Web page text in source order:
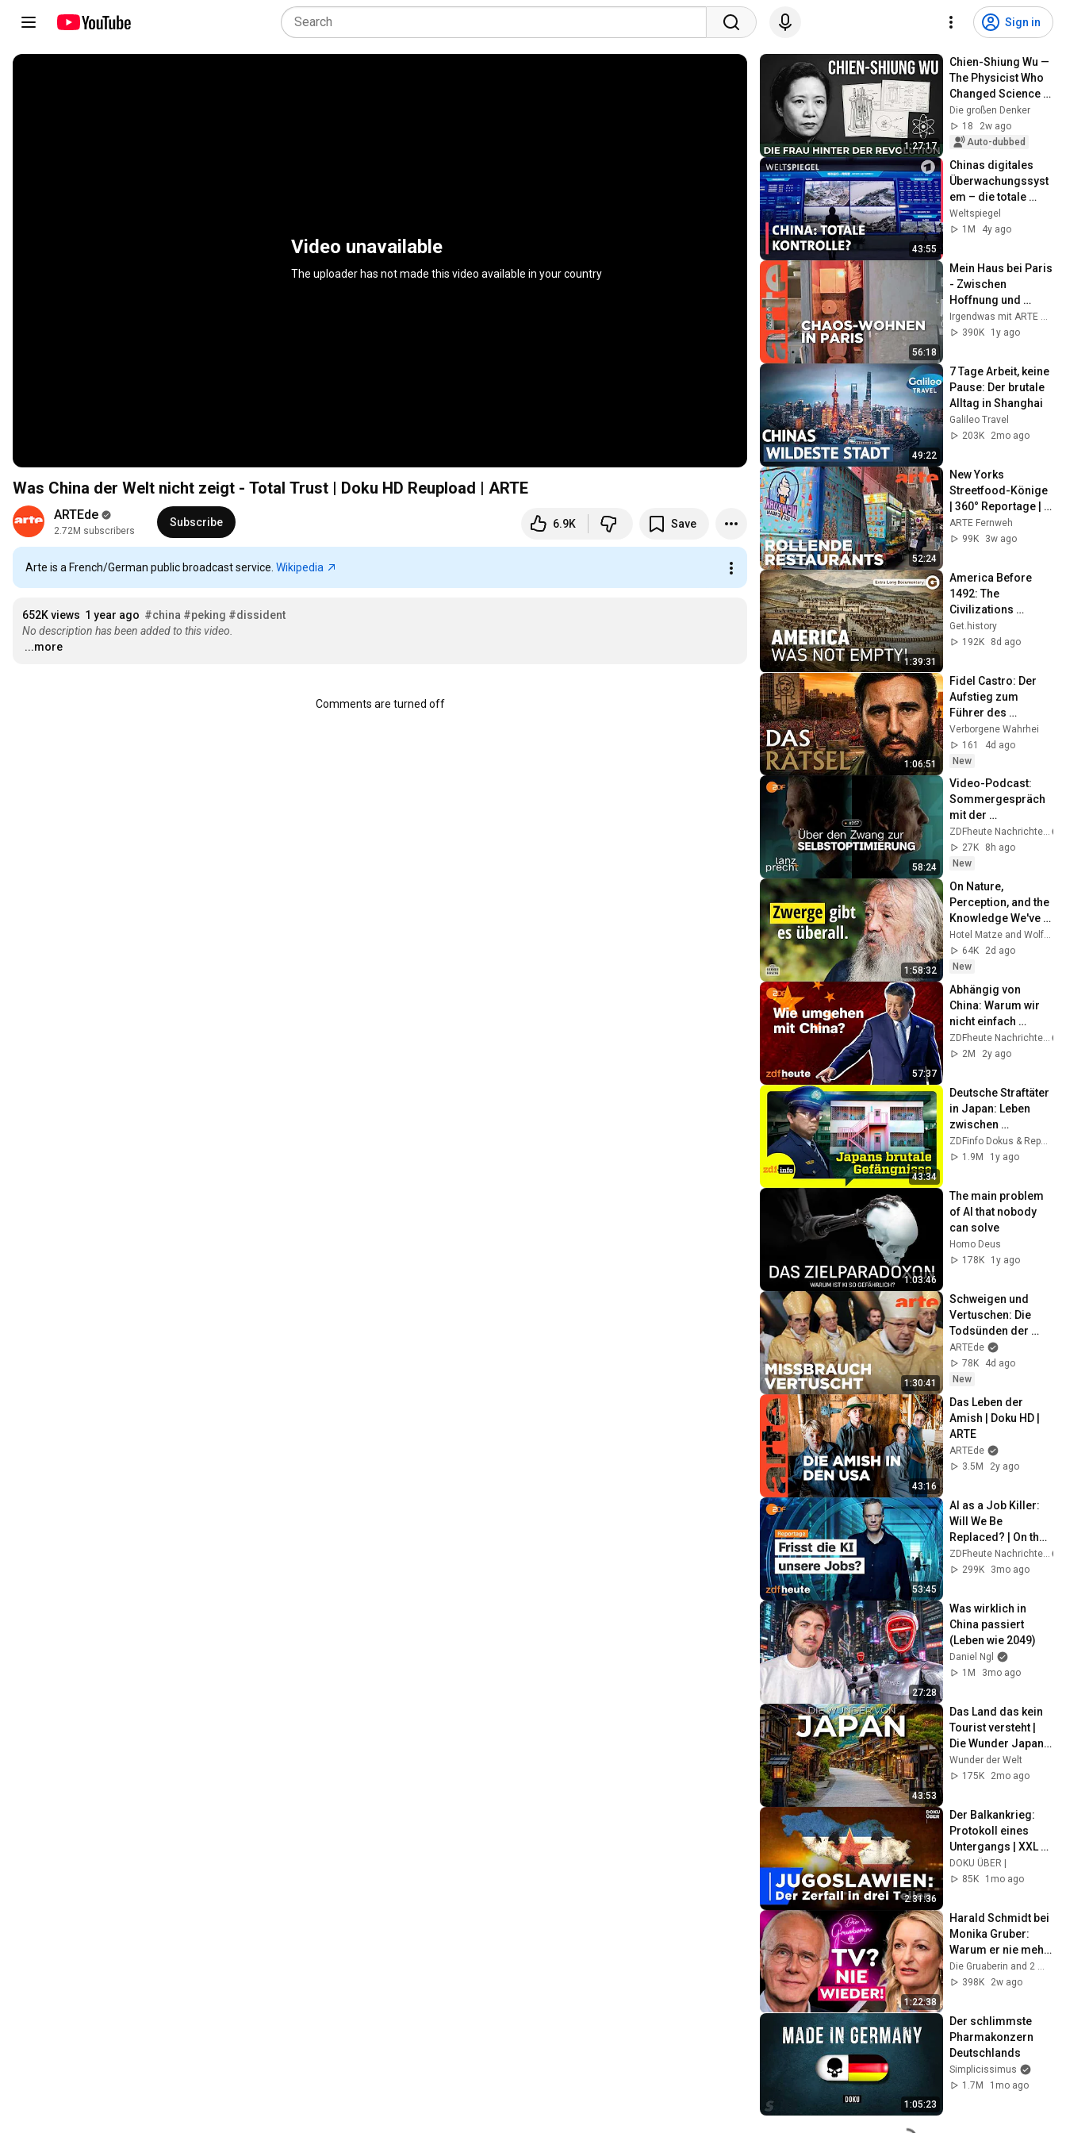
Sign in
Video unavailable
The uploader has not made this video available in your country
Was China der Welt nicht zeigt - Total Trust | Doku HD Reupload | ARTE
ARTEde
2.72M subscribers
Subscribe 6.9K Save
Arte is a French/German public broadcast service. Wikipedia
652K views 1 year ago #china #peking #dissident
No description has been added to this video.
...more
Comments are turned off
1:27:17
Chien-Shiung Wu —
The Physicist Who
Changed Science |
Documentary
Die großen Denker
18
2w ago
Auto-dubbed
43:55
Chinas digitales
Überwachungssyst
em – die totale
Kontrolle? |
Weltspiegel
Weltspiegel
1M
4y ago
56:18
Mein Haus bei Paris
- Zwischen
Hoffnung und
Verzweiflung |
Dokumentarfilm HD
Irgendwas mit ARTE und Kultur
390K
1y ago
49:22
7 Tage Arbeit, keine
Pause: Der brutale
Alltag in Shanghai
Galileo Travel
203K
2mo ago
52:24
New Yorks
Streetfood-Könige
| 360° Reportage |
ARTE Fernweh
ARTE Fernweh
99K
3w ago
1:39:31
America Before
1492: The
Civilizations
History Forgot |
Extra Long
Get.history
192K
8d ago
1:06:51
Fidel Castro: Der
Aufstieg zum
Führer des
kommunistischen
Kubas – Eine
bewegende
Dokumentation
Verborgene Wahrhei
161
4d ago
New
58:24
Video-Podcast:
Sommergespräch
mit der
Psychologin
Franca Cerutti |
Lanz + Precht,
Folge 257
ZDFheute Nachrichten
27K
8h ago
New
1:58:32
On Nature,
Perception, and the
Knowledge We've
Lost –
Ethnobotanist Wolf-
Dieter Storl
Hotel Matze and Wolf-Dieter Storl
64K
2d ago
New
57:37
Abhängig von
China: Warum wir
nicht einfach
"Schluss machen"
können |
ZDFheute Nachrichten
2M
2y ago
43:34
Deutsche Straftäter
in Japan: Leben
zwischen
Einsamkeit und Drill
| ZDFinfo Doku
ZDFinfo Dokus & Reportagen
1.9M
1y ago
1:03:46
The main problem
of AI that nobody
can solve
Homo Deus
178K
1y ago
1:30:41
Schweigen und
Vertuschen: Die
Todsünden der
katholischen Kirche
| Doku HD Reupload
| ARTE
ARTEde
78K
4d ago
New
43:16
Das Leben der
Amish | Doku HD |
ARTE
ARTEde
3.5M
2y ago
53:45
AI as a Job Killer:
Will We Be
Replaced? | On the
Pulse
ZDFheute Nachrichten
299K
3mo ago
27:28
Was wirklich in
China passiert
(Leben wie 2049)
Daniel Ngl
1M
3mo ago
43:53
Das Land das kein
Tourist versteht |
Die Wunder Japans
🇯🇵
Wunder der Welt
175K
2mo ago
2:31:36
Der Balkankrieg:
Protokoll eines
Untergangs | XXL
Doku
DOKU ÜBER |
85K
1mo ago
1:22:38
Harald Schmidt bei
Monika Gruber:
Warum er nie mehr
ins Fernsehen
zurückkehrt!
Die Gruaberin and 2 more
398K
2w ago
1:05:23
Der schlimmste
Pharmakonzern
Deutschlands
Simplicissimus
1.7M
1mo ago